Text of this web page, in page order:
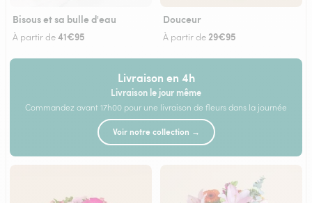
Bisous et sa bulle d'eau
À partir de41€95
Douceur
À partir de 29€95
Livraison en 4h
Livraison le jour même
Commandez avant 17h00 pour une livraison de fleurs dans la journée
Voir notre collection →